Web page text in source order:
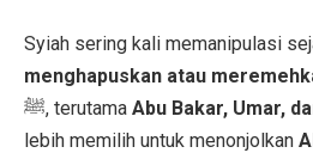
Syiah sering kali memanipulasi
menghapuskan atau
ﷺ, terutama Abu Bakar, Umar,
lebih memilih untuk menonjolkan